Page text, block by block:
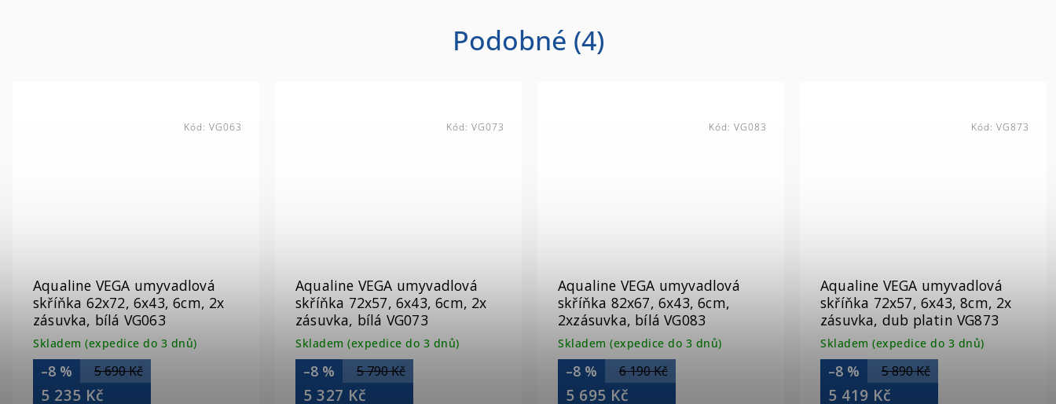
Podobné (4)
Aqualine VEGA umyvadlová
skříňka 62x72, 6x43, 6cm, 2x
zásuvka, bílá VG063
Skladem (expedice do 3 dnů)
5 690 Kč
–8 %
5 235 Kč
Kód: VG063
Aqualine VEGA umyvadlová
skříňka 72x57, 6x43, 6cm, 2x
zásuvka, bílá VG073
Skladem (expedice do 3 dnů)
5 790 Kč
–8 %
5 327 Kč
Kód: VG073
Aqualine VEGA umyvadlová
skříňka 82x67, 6x43, 6cm,
2xzásuvka, bílá VG083
Skladem (expedice do 3 dnů)
6 190 Kč
–8 %
5 695 Kč
Kód: VG083
Aqualine VEGA umyvadlová
skříňka 72x57, 6x43, 8cm, 2x
zásuvka, dub platin VG873
Skladem (expedice do 3 dnů)
5 890 Kč
–8 %
5 419 Kč
Kód: VG873